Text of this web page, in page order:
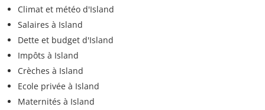
Climat et météo d'Island
Salaires à Island
Dette et budget d'Island
Impôts à Island
Crèches à Island
Ecole privée à Island
Maternités à Island